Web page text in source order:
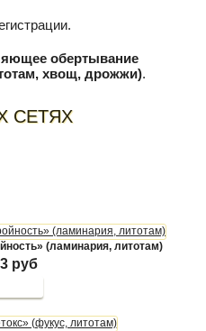
обертывание
хвощ, дрожжи).
СЕТЯХ
(ламинария, литотам)
руб